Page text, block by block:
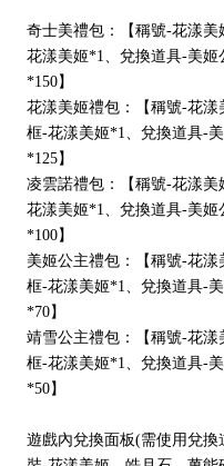
奇士美禮包：【稱號-花漾
花漾美姬*1、兌換道具-美
*150】
花漾美姬禮包：【稱號-花
框-花漾美姬*1、兌換道具-
*125】
凌雲諾禮包：【稱號-花漾
花漾美姬*1、兌換道具-美
*100】
美姬公主禮包：【稱號-花
框-花漾美姬*1、兌換道具-
*70】
靖雪公主禮包：【稱號-花
框-花漾美姬*1、兌換道具-
*50】
遊戲內兌換面板(需使用兌